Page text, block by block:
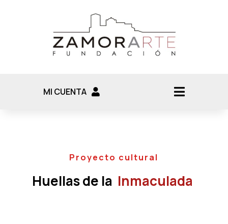
MI CUENTA
Proyecto cultural
Huellas de la Inmaculada